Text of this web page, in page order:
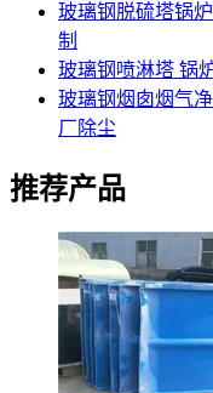
玻璃钢脱硫塔锅
制
玻璃钢喷淋塔 锅
玻璃钢烟囱烟气
厂除尘
推荐产品